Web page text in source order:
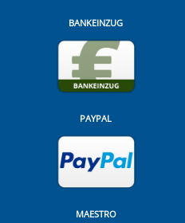
BANKEINZUG
PAYPAL
MAESTRO